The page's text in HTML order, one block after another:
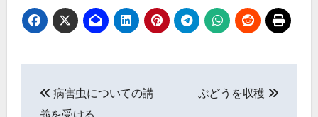
稿
病害虫についての講
ぶどうを収穫